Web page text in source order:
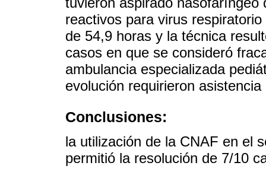
reactivos para virus
de 54,9 horas y la técnica
casos en que se consideró
ambulancia especializada
evolución requirieron
Conclusiones:
la utilización de la CNAF en el
permitió la resolución de 7/10